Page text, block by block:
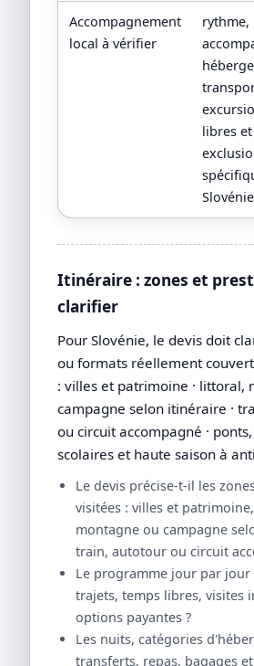
Accompagnement
local à vérifier
rythme,
libres et
Itinéraire : zones et
clarifier
Pour Slovénie, le devis doit
ou formats réellement
: villes et patrimoine · littoral,
campagne selon itinéraire ·
ou circuit accompagné ·
scolaires et haute saison à
Le devis précise-t-il les
visitées : villes et
montagne ou campagne
train, autotour ou circuit
Le programme jour par
trajets, temps libres, visites
options payantes ?
Les nuits, catégories
transferts, repas, bagages